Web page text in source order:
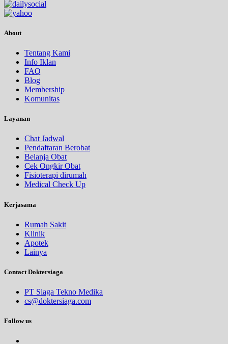
About
Tentang Kami
Info Iklan
FAQ
Blog
Membership
Komunitas
Layanan
Chat Jadwal
Pendaftaran Berobat
Belanja Obat
Cek Ongkir Obat
Fisioterapi dirumah
Medical Check Up
Kerjasama
Rumah Sakit
Klinik
Apotek
Lainya
Contact Doktersiaga
PT Siaga Tekno Medika
cs@doktersiaga.com
Follow us